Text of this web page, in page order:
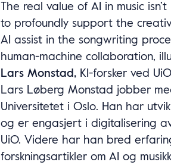
The real value of AI in music
to profoundly support the
AI assist in the songwriting
human-machine collaboration,
Lars Monstad, KI-forsker ved
Lars Løberg Monstad jobber
Universitetet i Oslo. Han har
og er engasjert i digitalisering
UiO. Videre har han bred
forskningsartikler om AI og